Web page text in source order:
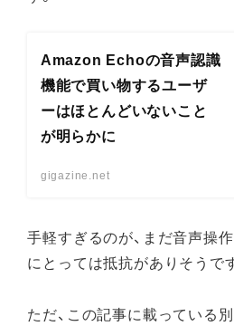
Amazon Echoの音声認識
機能で買い物するユーザ
ーはほとんどいないこと
が明らかに
gigazine.net
手軽すぎるのが、まだ音声操
にとっては抵抗がありそうで
ただ、この記事に載っている